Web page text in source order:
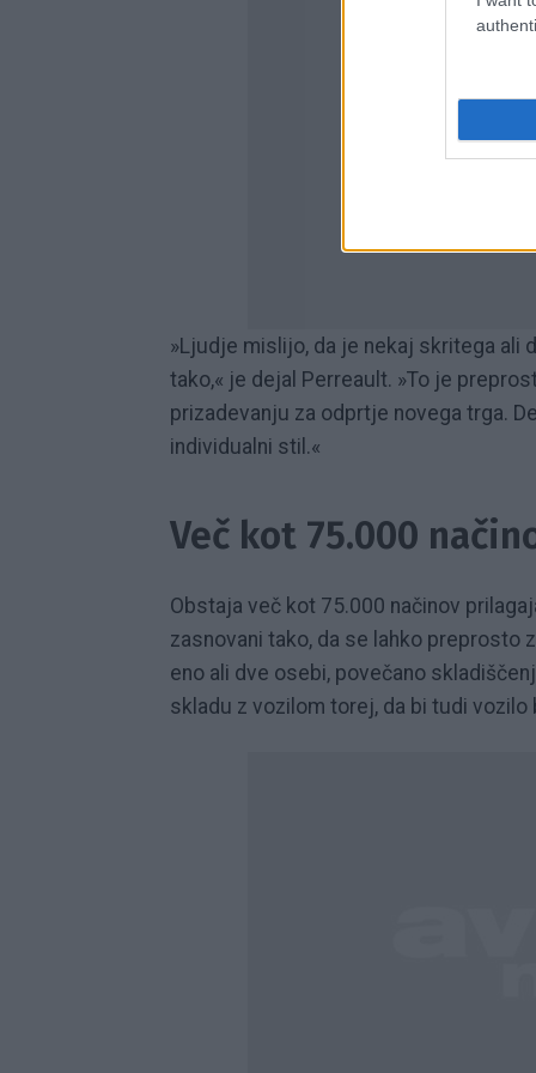
»Ljudje mislijo, da je nekaj skritega ali
tako,« je dejal Perreault. »To je
prizadevanju za odprtje novega trga.
individualni stil.«
Več kot 75.000
Obstaja več kot 75.000 načinov
zasnovani tako, da se lahko preprosto
eno ali dve osebi, povečano
skladu z vozilom torej, da bi tudi